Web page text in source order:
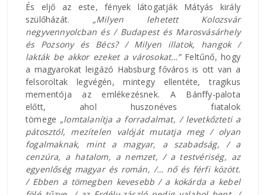
És eljő az este, fények látogatják Mátyás király
szülőházát. „Milyen lehetett Kolozsvár
negyvennyolcban és / Budapest és Marosvásárhely
és Pozsony és Bécs? / Milyen illatok, hangok /
lakták be akkor ezeket a városokat…”Feltűnő, hogy
a magyarokat leigázó Habsburg főváros is ott van a
felsoroltak legvégén, mintegy ellentéte, tragikus
mementója az emlékezésnek. A Bánffy-palota
előtt, ahol huszonéves fiatalok
tömege „lomtalanítja a forradalmat, / levetkőzteti a
pátosztól, mezítelen valóját mutatja meg / olyan
fogalmaknak, mint a magyar, a szabadság, / a
cenzúra, a hatalom, a nemzet, / a testvériség, az
egyenlőség magyar és román, /… nő és férfi között.
/ Ebben a tömegben kevesebb / a kokárda a kebel